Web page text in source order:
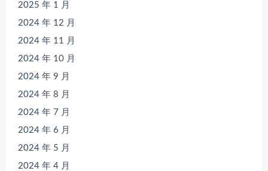
2025 年 1 月
2024 年 12 月
2024 年 11 月
2024 年 10 月
2024 年 9 月
2024 年 8 月
2024 年 7 月
2024 年 6 月
2024 年 5 月
2024 年 4 月